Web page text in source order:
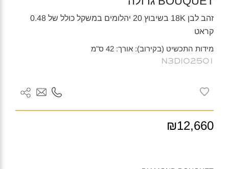
זהב לבן 18K בשיבוץ 20 יהלומים במשקל כולל של 0.48
קראט
מידות התכשיט (בקירוב): אורך: 42 ס"מ
N3DI02501
₪12,660